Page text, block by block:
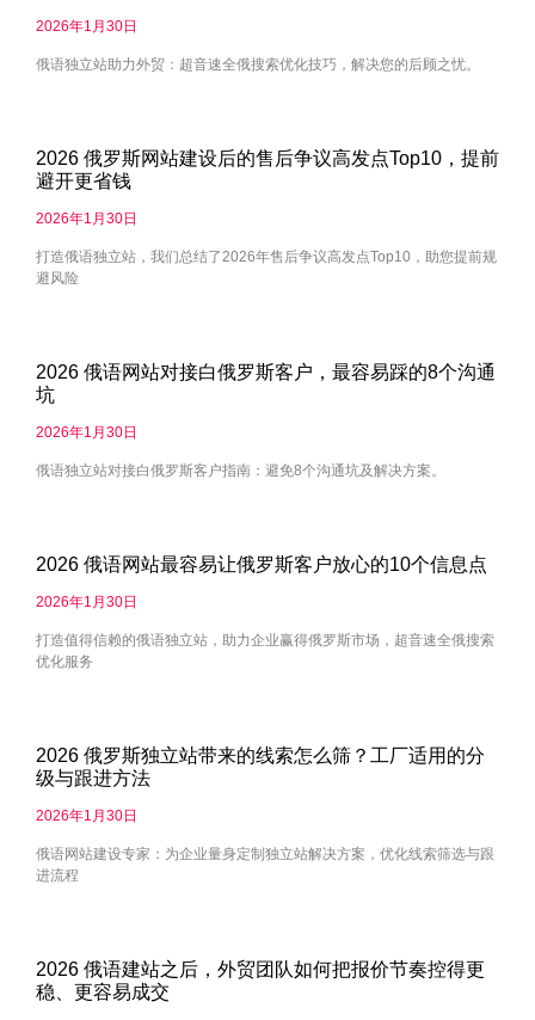
2026年1月30日
俄语独立站助力外贸：超音速全俄搜索优化技巧，解决您的后顾之忧。
2026 俄罗斯网站建设后的售后争议高发点Top10，提前
避开更省钱
2026年1月30日
打造俄语独立站，我们总结了2026年售后争议高发点Top10，助您提前规
避风险
2026 俄语网站对接白俄罗斯客户，最容易踩的8个沟通
坑
2026年1月30日
俄语独立站对接白俄罗斯客户指南：避免8个沟通坑及解决方案。
2026 俄语网站最容易让俄罗斯客户放心的10个信息点
2026年1月30日
打造值得信赖的俄语独立站，助力企业赢得俄罗斯市场，超音速全俄搜索
优化服务
2026 俄罗斯独立站带来的线索怎么筛？工厂适用的分
级与跟进方法
2026年1月30日
俄语网站建设专家：为企业量身定制独立站解决方案，优化线索筛选与跟
进流程
2026 俄语建站之后，外贸团队如何把报价节奏控得更
稳、更容易成交